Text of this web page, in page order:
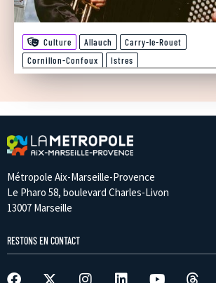
Culture Allauch
Carry-le-Rouet
Cornillon-Confoux
Istres
Métropole Aix-Marseille-Provence
Le Pharo 58, boulevard Charles-Livon
13007 Marseille
RESTONS EN CONTACT